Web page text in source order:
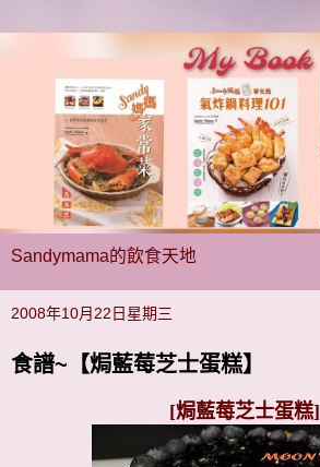
Sandymama的飲食天地
2008年10月22日星期三
食譜~【焗藍莓芝士蛋糕】
[焗藍莓芝士蛋糕]